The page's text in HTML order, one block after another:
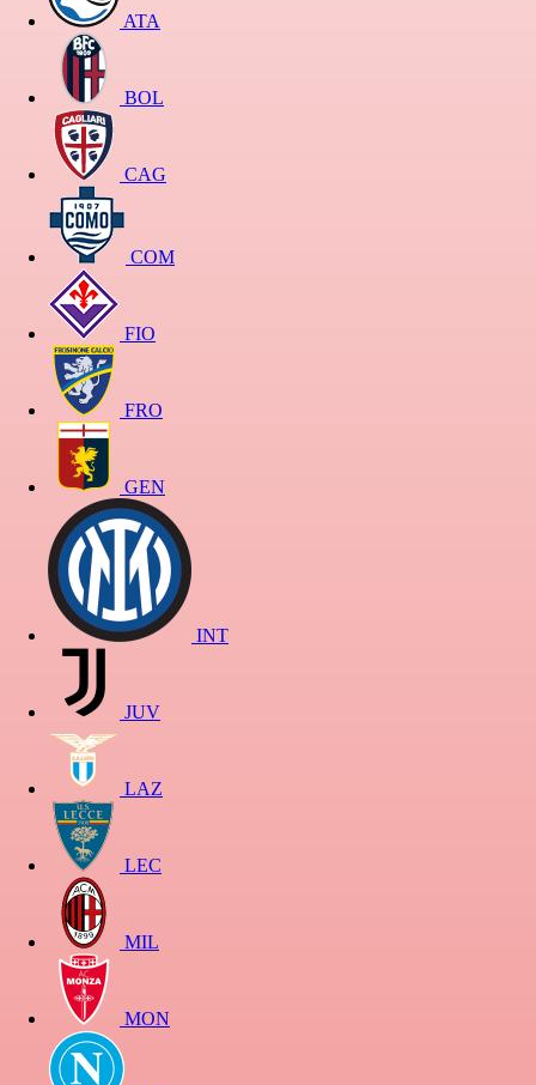
ATA
BOL
CAG
COM
FIO
FRO
GEN
INT
JUV
LAZ
LEC
MIL
MON